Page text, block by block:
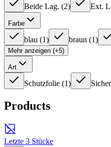
Beide Lag. (2) Ext.
Farbe
blau (1) braun (1)
Mehr anzeigen (+5)
Art
Schutzfolie (1)
Products
Letzte 3 Stücke